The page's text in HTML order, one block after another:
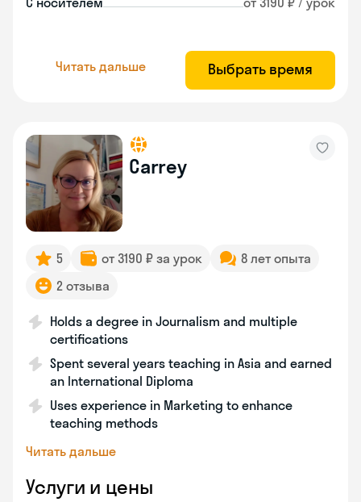
Читать дальше Выбрать время
Carrey
5 от 3190 ₽ за урок
8 лет опыта
2 отзыва
Holds a degree in Journalism and multiple
certifications
Spent several years teaching in Asia and earned
an International Diploma
Uses experience in Marketing to enhance
teaching methods
Читать дальше
Услуги и цены